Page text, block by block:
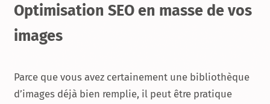
Optimisation SEO en masse de vos
images
Parce que vous avez certainement une bibliothèque
d’images déjà bien remplie, il peut être pratique